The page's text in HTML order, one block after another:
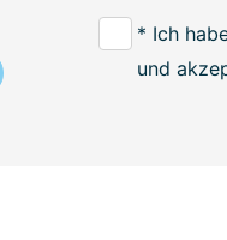
* Ich
und